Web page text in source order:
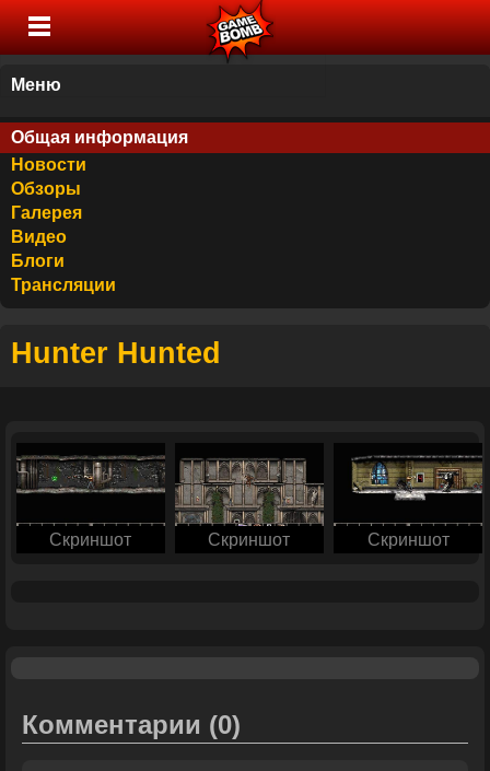
Меню
Общая информация
Новости
Обзоры
Галерея
Видео
Блоги
Трансляции
Hunter Hunted
Скриншот Скриншот Скриншот
Комментарии (0)